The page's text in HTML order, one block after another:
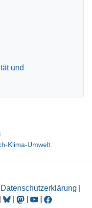
und
Klima-Umwelt
Datenschutzerklärung